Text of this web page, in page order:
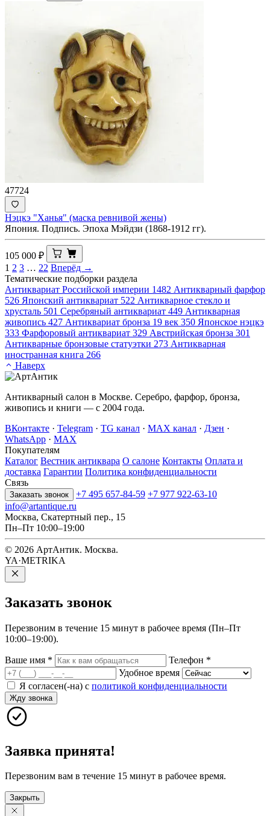
47724
Нэцкэ "Ханья" (маска ревнивой жены)
Япония. Подпись. Эпоха Мэйдзи (1868-1912 гг).
105 000 ₽
1 2 3 … 22 Вперёд →
Тематические подборки раздела
Антиквариат Российской империи 1482 Антикварный фарфор
526 Японский антиквариат 522 Антикварное стекло и
хрусталь 501 Серебряный антиквариат 449 Антикварная
живопись 427 Антиквариат бронза 19 век 350 Японское нэцкэ
333 Фарфоровый антиквариат 329 Австрийская бронза 301
Антикварные бронзовые статуэтки 273 Антикварная
иностранная книга 266
Наверх
Антикварный салон в Москве. Серебро, фарфор, бронза,
живопись и книги — с 2004 года.
ВКонтакте · Telegram · TG канал · MAX канал · Дзен ·
WhatsApp · MAX
Покупателям
Каталог Вестник антиквара О салоне Контакты Оплата и
доставка Гарантии Политика конфиденциальности
Связь
Заказать звонок +7 495 657-84-59 +7 977 922-63-10
info@artantique.ru
Москва, Скатертный пер., 15
Пн–Пт 10:00–19:00
© 2026 АртАнтик. Москва.
YA·METRIKA
Заказать звонок
Перезвоним в течение 15 минут в рабочее время (Пн–Пт
10:00–19:00).
Ваше имя * Телефон *
Удобное время
Я согласен(-на) с политикой конфиденциальности
Жду звонка
Заявка принята!
Перезвоним вам в течение 15 минут в рабочее время.
Закрыть